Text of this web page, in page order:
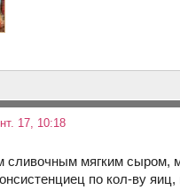
17, 10:18
мягким сыром,
по кол-ву